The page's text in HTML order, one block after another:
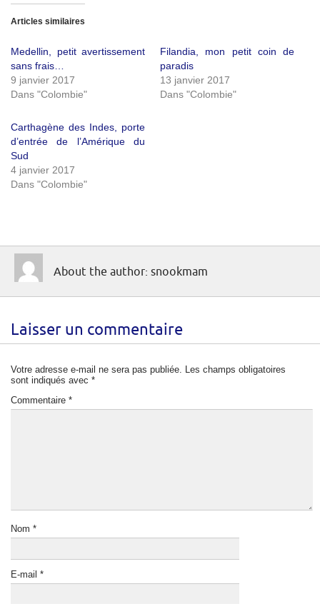
Articles similaires
Medellin, petit avertissement
sans frais…
9 janvier 2017
Dans "Colombie"
Filandia, mon petit coin de
paradis
13 janvier 2017
Dans "Colombie"
Carthagène des Indes, porte
d’entrée de l’Amérique du
Sud
4 janvier 2017
Dans "Colombie"
About the author: snookmam
Laisser un commentaire
Votre adresse e-mail ne sera pas publiée. Les champs obligatoires
sont indiqués avec *
Commentaire *
Nom *
E-mail *